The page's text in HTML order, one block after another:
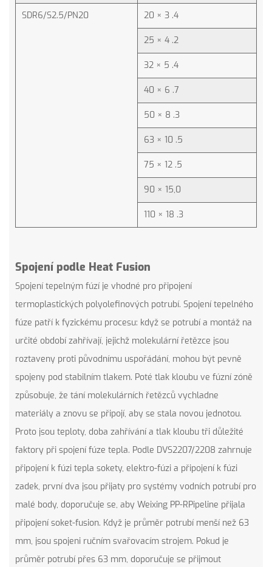
SDR6/S2.5/PN20 20 × 3 .4
25 × 4 .2
32 × 5 .4
40 × 6 .7
50 × 8 .3
63 × 10 .5
75 × 12 .5
90 × 15,0
110 × 18 .3
Spojení podle Heat Fusion
Spojení tepelným fúzí je vhodné pro připojení
termoplastických polyolefinových potrubí. Spojení tepelného
fúze patří k fyzickému procesu: když se potrubí a montáž na
určité období zahřívají, jejichž molekulární řetězce jsou
roztaveny proti původnímu uspořádání, mohou být pevně
spojeny pod stabilním tlakem. Poté tlak kloubu ve fúzní zóně
způsobuje, že tání molekulárních řetězců vychladne
materiály a znovu se připojí, aby se stala novou jednotou.
Proto jsou teploty, doba zahřívání a tlak kloubu tři důležité
faktory při spojení fúze tepla. Podle DVS2207/2208 zahrnuje
připojení k fúzi tepla sokety, elektro-fúzi a připojení k fúzi
zadek, první dva jsou přijaty pro systémy vodních potrubí pro
malé body, doporučuje se, aby Weixing PP-RPipeline přijala
připojení soket-fusion. Když je průměr potrubí menší než 63
mm, jsou spojeni ručním svařovacím strojem. Pokud je
průměr potrubí přes 63 mm, doporučuje se přijmout